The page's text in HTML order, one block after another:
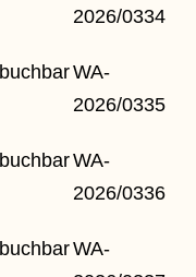
2026/0334
buchbarWA-
2026/0335
buchbarWA-
2026/0336
buchbarWA-